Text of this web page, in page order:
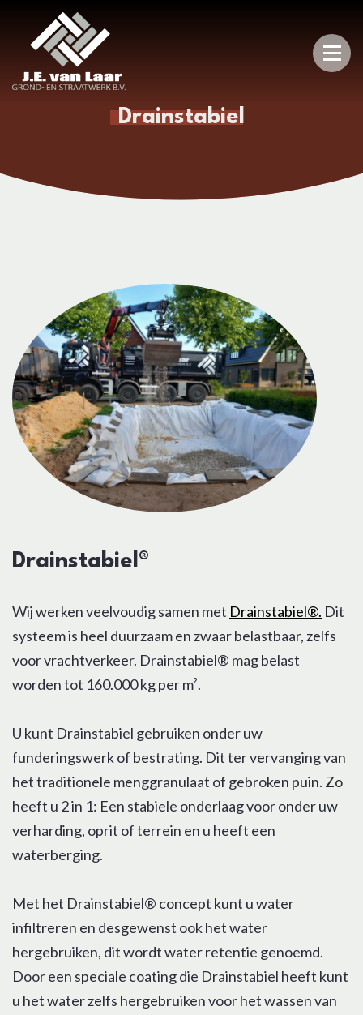
Drainstabiel
Drainstabiel®
Wij werken veelvoudig samen met Drainstabiel®. Dit
systeem is heel duurzaam en zwaar belastbaar, zelfs
voor vrachtverkeer. Drainstabiel® mag belast
worden tot 160.000 kg per m².
U kunt Drainstabiel gebruiken onder uw
funderingswerk of bestrating. Dit ter vervanging van
het traditionele menggranulaat of gebroken puin. Zo
heeft u 2 in 1: Een stabiele onderlaag voor onder uw
verharding, oprit of terrein en u heeft een
waterberging.
Met het Drainstabiel® concept kunt u water
infiltreren en desgewenst ook het water
hergebruiken, dit wordt water retentie genoemd.
Door een speciale coating die Drainstabiel heeft kunt
u het water zelfs hergebruiken voor het wassen van